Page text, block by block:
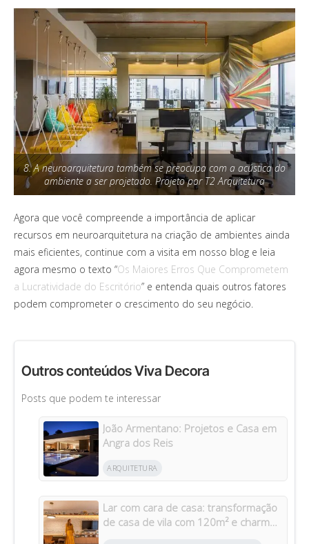
8. A neuroarquitetura também se preocupa com a acústica do
ambiente a ser projetado. Projeto por T2 Arquitetura
Agora que você compreende a importância de aplicar
recursos em neuroarquitetura na criação de ambientes ainda
mais eficientes, continue com a visita em nosso blog e leia
agora mesmo o texto “Os Maiores Erros Que Comprometem
a Lucratividade do Escritório” e entenda quais outros fatores
podem comprometer o crescimento do seu negócio.
Outros conteúdos Viva Decora
Posts que podem te interessar
João Armentano: Projetos e Casa em
Angra dos Reis
ARQUITETURA
Lar com cara de casa: transformação
de casa de vila com 120m² e charme